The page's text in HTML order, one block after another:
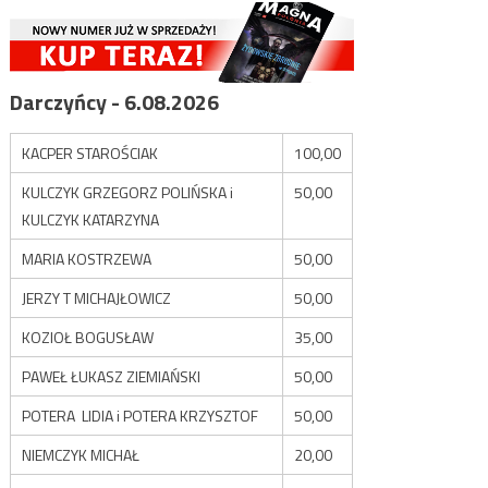
Darczyńcy - 6.08.2026
KACPER STAROŚCIAK
100,00
KULCZYK GRZEGORZ POLIŃSKA i
KULCZYK KATARZYNA
50,00
MARIA KOSTRZEWA
50,00
JERZY T MICHAJŁOWICZ
50,00
KOZIOŁ BOGUSŁAW
35,00
PAWEŁ ŁUKASZ ZIEMIAŃSKI
50,00
POTERA LIDIA i POTERA KRZYSZTOF
50,00
NIEMCZYK MICHAŁ
20,00